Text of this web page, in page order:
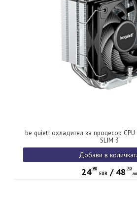
be quiet! охладител за процесор CPU
SLIM 3
Добави в
24 90
EUR/ 48 70
лв